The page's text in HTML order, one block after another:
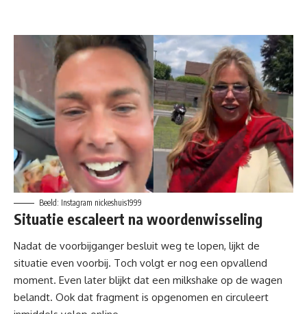
Beeld: Instagram nickeshuis1999
Situatie escaleert na woordenwisseling
Nadat de voorbijganger besluit weg te lopen, lijkt de
situatie even voorbij. Toch volgt er nog een opvallend
moment. Even later blijkt dat een milkshake op de wagen
belandt. Ook dat fragment is opgenomen en circuleert